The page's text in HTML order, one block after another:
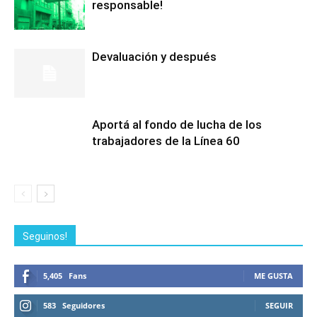
responsable!
Devaluación y después
Aportá al fondo de lucha de los
trabajadores de la Línea 60
Seguinos!
5,405 Fans ME GUSTA
583 Seguidores SEGUIR